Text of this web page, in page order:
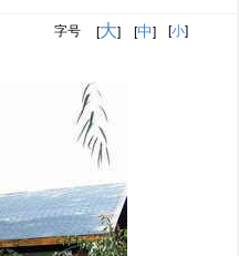
字号 [大] [中] [小]